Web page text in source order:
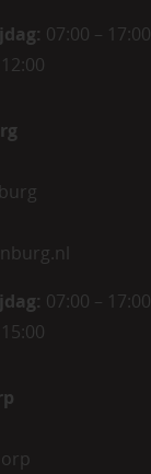
07:00 – 17:00
07:00 – 17:00